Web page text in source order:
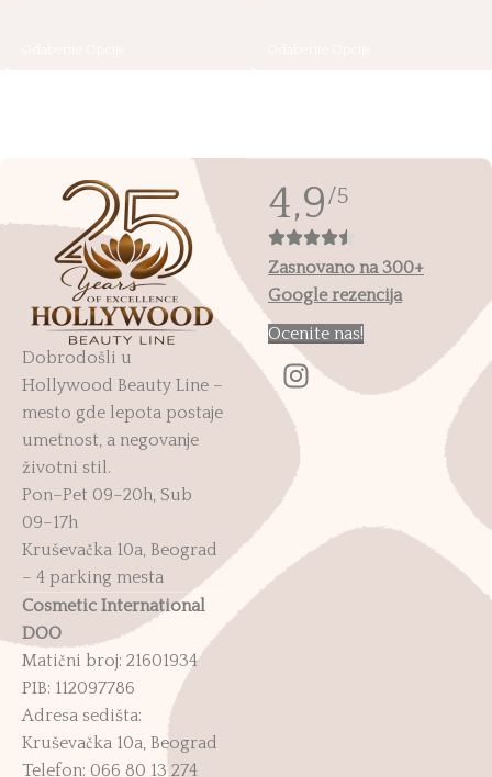
Dobrodošli u
Hollywood Beauty Line –
mesto gde lepota postaje
umetnost, a negovanje
životni stil.
Pon–Pet 09–20h, Sub
09–17h
Kruševačka 10a, Beograd
– 4 parking mesta
Cosmetic International
DOO
Matični broj: 21601934
PIB: 112097786
Adresa sedišta:
Kruševačka 10a, Beograd
Telefon: 066 80 13 274
4,9/5
Zasnovano na 300+
Google rezencija
Ocenite nas!